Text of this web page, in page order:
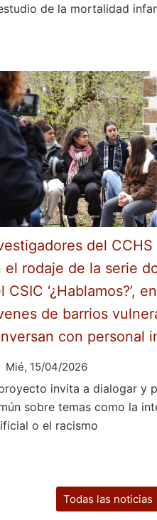
de la mortalidad
del
el rodaje de la serie
CSIC ‘¿Hablamos?’,
de barrios
con personal
Mié, 15/04/2026
invita a dialogar y
sobre temas como la
o el racismo
Todas las noticias